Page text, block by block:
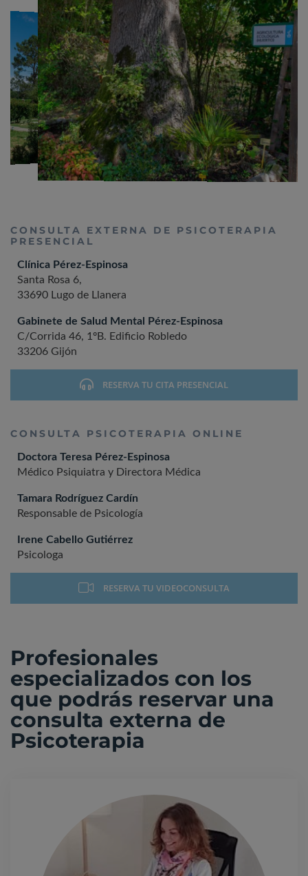
CONSULTA EXTERNA DE PSICOTERAPIA
PRESENCIAL
Clínica Pérez-Espinosa
Santa Rosa 6,
33690 Lugo de Llanera
Gabinete de Salud Mental Pérez-Espinosa
C/Corrida 46, 1ºB. Edificio Robledo
33206 Gijón
RESERVA TU CITA PRESENCIAL
CONSULTA PSICOTERAPIA ONLINE
Doctora Teresa Pérez-Espinosa
Médico Psiquiatra y Directora Médica
Tamara Rodríguez Cardín
Responsable de Psicología
Irene Cabello Gutiérrez
Psicologa
RESERVA TU VIDEOCONSULTA
Profesionales
especializados con los
que podrás reservar una
consulta externa de
Psicoterapia